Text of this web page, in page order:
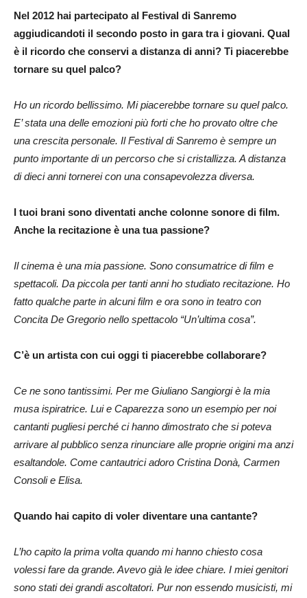
Nel 2012 hai partecipato al Festival di Sanremo
aggiudicandoti il secondo posto in gara tra i giovani. Qual
è il ricordo che conservi a distanza di anni? Ti piacerebbe
tornare su quel palco?
Ho un ricordo bellissimo. Mi piacerebbe tornare su quel palco.
E’ stata una delle emozioni più forti che ho provato oltre che
una crescita personale. Il Festival di Sanremo è sempre un
punto importante di un percorso che si cristallizza. A distanza
di dieci anni tornerei con una consapevolezza diversa.
I tuoi brani sono diventati anche colonne sonore di film.
Anche la recitazione è una tua passione?
Il cinema è una mia passione. Sono consumatrice di film e
spettacoli. Da piccola per tanti anni ho studiato recitazione. Ho
fatto qualche parte in alcuni film e ora sono in teatro con
Concita De Gregorio nello spettacolo “Un’ultima cosa”.
C’è un artista con cui oggi ti piacerebbe collaborare?
Ce ne sono tantissimi. Per me Giuliano Sangiorgi è la mia
musa ispiratrice. Lui e Caparezza sono un esempio per noi
cantanti pugliesi perché ci hanno dimostrato che si poteva
arrivare al pubblico senza rinunciare alle proprie origini ma anzi
esaltandole. Come cantautrici adoro Cristina Donà, Carmen
Consoli e Elisa.
Quando hai capito di voler diventare una cantante?
L’ho capito la prima volta quando mi hanno chiesto cosa
volessi fare da grande. Avevo già le idee chiare. I miei genitori
sono stati dei grandi ascoltatori. Pur non essendo musicisti, mi